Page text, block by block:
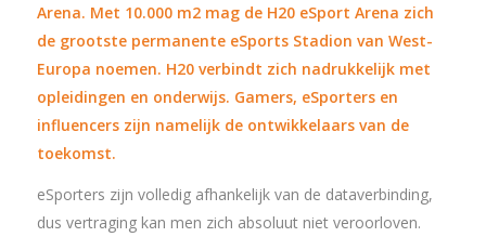
Arena. Met 10.000 m2 mag de H20 eSport Arena zich
de grootste permanente eSports Stadion van West-
Europa noemen. H20 verbindt zich nadrukkelijk met
opleidingen en onderwijs. Gamers, eSporters en
influencers zijn namelijk de ontwikkelaars van de
toekomst.
eSporters zijn volledig afhankelijk van de dataverbinding,
dus vertraging kan men zich absoluut niet veroorloven.